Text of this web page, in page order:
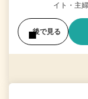
イト・主
後で見る